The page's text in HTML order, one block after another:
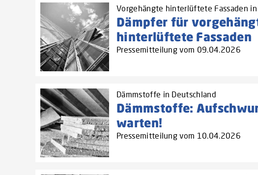
Vorgehängte hinterlüftete Fassaden in
Dämpfer für
hinterlüftete Fassaden
Pressemitteilung vom 09.04.2026
Dämmstoffe in Deutschland
Dämmstoffe:
warten!
Pressemitteilung vom 10.04.2026